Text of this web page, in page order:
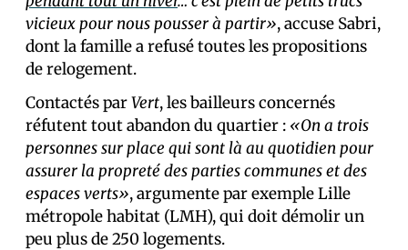
vicieux pour nous pousser à partir», accuse Sabri,
dont la famille a refusé toutes les propositions
de relogement.
Contactés parVert, les bailleurs concernés
réfutent tout abandon du quartier : «On a trois
personnes sur place qui sont là au quotidien pour
assurer la propreté des parties communes et des
espaces verts», argumente par exemple Lille
métropole habitat (LMH), qui doit démolir un
peu plus de 250 logements.